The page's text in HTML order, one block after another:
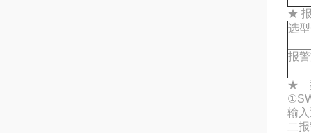
★
选
报
★
输
二